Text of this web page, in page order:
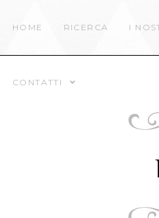
HOME RICERCA I
CONTATTI